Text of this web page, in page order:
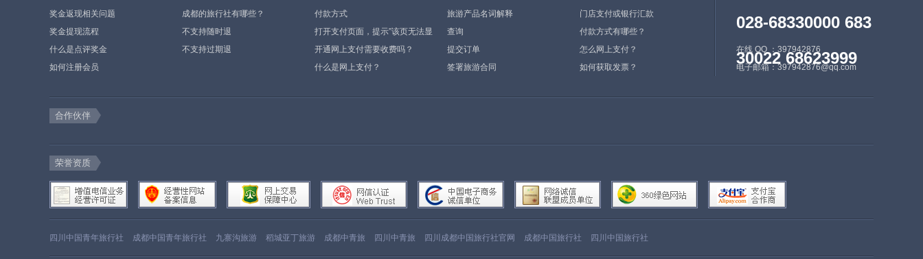
奖金返现相关问题
奖金提现流程
什么是点评奖金
如何注册会员
成都的旅行社有哪些？
不支持随时退
不支持过期退
付款方式
打开支付页面，提示”该页无法显
示”或空白页，可能是什么原因？
开通网上支付需要收费吗？
什么是网上支付？
旅游产品名词解释
查询
提交订单
签署旅游合同
门店支付或银行汇款
付款方式有哪些？
怎么网上支付？
如何获取发票？
028-68330000 683
30022 68623999
在线 QQ ：397942876
电子邮箱：397942876@qq.com
合作伙伴
荣誉资质
四川中国青年旅行社 成都中国青年旅行社 九寨沟旅游 稻城亚丁旅游 成都中青旅 四川中青旅 四川成都中国旅行社官网 成都中国旅行社 四川中国旅行社